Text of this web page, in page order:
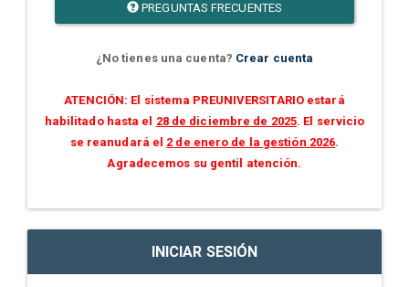
PREGUNTAS FRECUENTES
¿No tienes una cuenta? Crear cuenta
ATENCIÓN: El sistema PREUNIVERSITARIO estará
habilitado hasta el 28 de diciembre de 2025. El servicio
se reanudará el 2 de enero de la gestión 2026.
Agradecemos su gentil atención.
INICIAR SESIÓN